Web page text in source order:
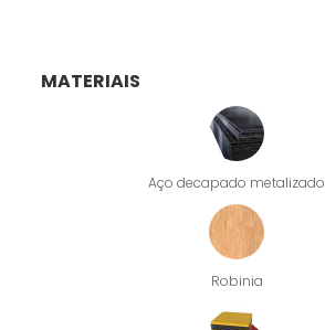
MATERIAIS
Aço decapado metalizado
Robinia